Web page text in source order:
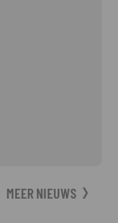
MEER NIEUWS